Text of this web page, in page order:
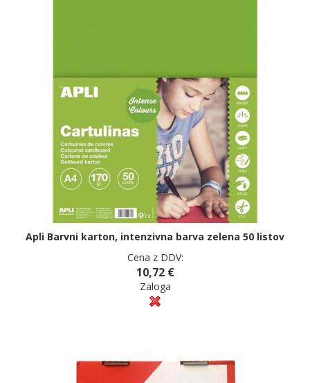
Apli Barvni karton, intenzivna barva zelena 50 listov
Cena z DDV:
10,72 €
Zaloga